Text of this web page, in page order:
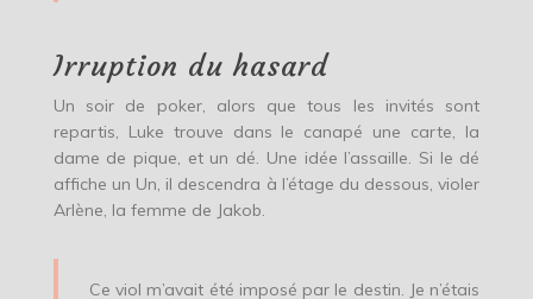
Irruption du hasard
Un soir de poker, alors que tous les invités sont
repartis, Luke trouve dans le canapé une carte, la
dame de pique, et un dé. Une idée l’assaille. Si le dé
affiche un Un, il descendra à l’étage du dessous, violer
Arlène, la femme de Jakob.
Ce viol m’avait été imposé par le destin. Je n’étais